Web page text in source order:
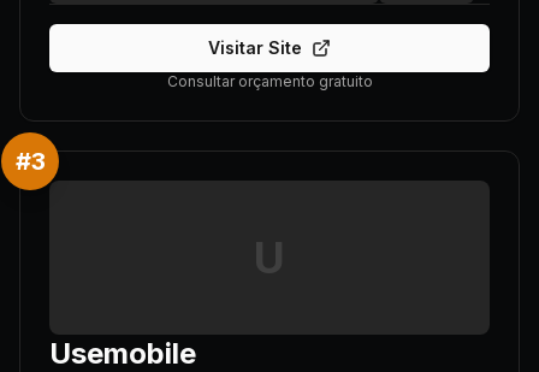
Visitar Site
Consultar orçamento gratuito
#3
U
Usemobile